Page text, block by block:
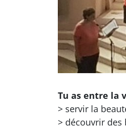
Tu as entre la
> servir la
> découvrir